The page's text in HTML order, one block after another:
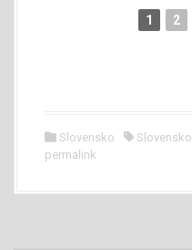
1 2
Slovensko Slovensko
permalink